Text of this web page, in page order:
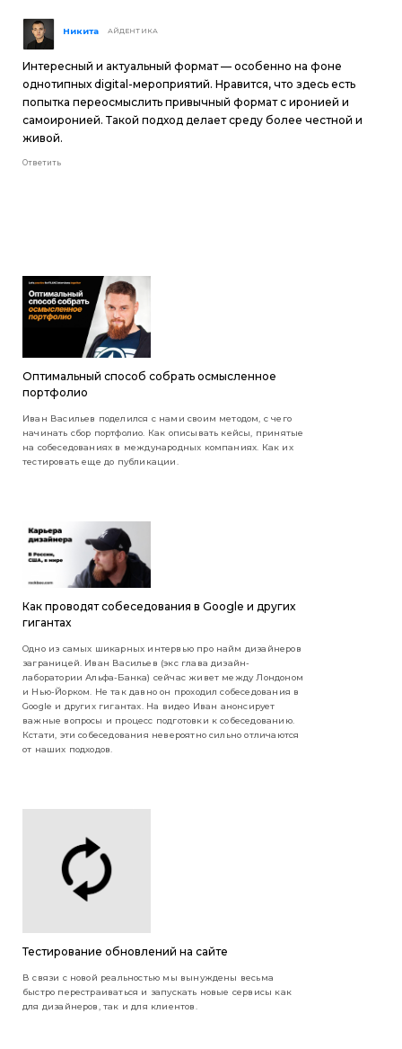
Никита АЙДЕНТИКА
Интересный и актуальный формат — особенно на фоне
однотипных digital-мероприятий. Нравится, что здесь есть
попытка переосмыслить привычный формат с иронией и
самоиронией. Такой подход делает среду более честной и
живой.
Ответить
Оптимальный способ собрать осмысленное
портфолио
Иван Васильев поделился с нами своим методом, с чего
начинать сбор портфолио. Как описывать кейсы, принятые
на собеседованиях в международных компаниях. Как их
тестировать еще до публикации.
Как проводят собеседования в Google и других
гигантах
Одно из самых шикарных интервью про найм дизайнеров
заграницей. Иван Васильев (экс глава дизайн-
лаборатории Альфа-Банка) сейчас живет между Лондоном
и Нью-Йорком. Не так давно он проходил собеседования в
Google и других гигантах. На видео Иван анонсирует
важные вопросы и процесс подготовки к собеседованию.
Кстати, эти собеседования невероятно сильно отличаются
от наших подходов.
Тестирование обновлений на сайте
В связи с новой реальностью мы вынуждены весьма
быстро перестраиваться и запускать новые сервисы как
для дизайнеров, так и для клиентов.